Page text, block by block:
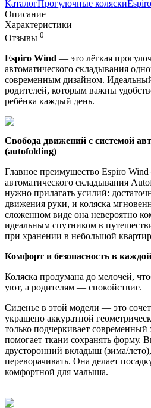
КаталогПрогулочные коляски
Описание
Характеристики
Отзывы 0
Espiro Wind — это лёгкая
автоматического складывания
современным дизайном.
родителей, которым важны
ребёнка каждый день.
Свобода движений с системой
(autofolding)
Главное преимущество Espiro
автоматического складывания
нужно прилагать усилий:
движения руки, и коляска
сложенном виде она невероятно
идеальным спутником в
при хранении в небольшой
Комфорт и безопасность в
Коляска продумана до мелочей,
уют, а родителям — спокойствие.
Сиденье в этой модели — это
украшено аккуратной
только подчеркивает современный
помогает ткани сохранять форму.
двусторонний вкладыш (зима/
переворачивать. Она делает
комфортной для малыша.